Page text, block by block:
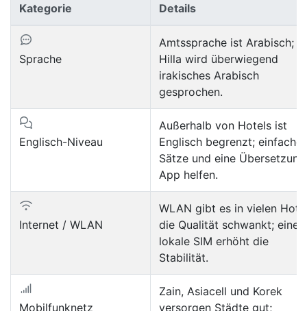
Kategorie Details
Sprache
Amtssprache ist Arabisch; in
Hilla wird überwiegend
irakisches Arabisch
gesprochen.
Englisch-Niveau
Außerhalb von Hotels ist
Englisch begrenzt; einfache
Sätze und eine
App helfen.
Internet / WLAN
WLAN gibt es in vielen
die Qualität schwankt; eine
lokale SIM erhöht die
Stabilität.
Mobilfunknetz
Zain, Asiacell und Korek
versorgen Städte gut;